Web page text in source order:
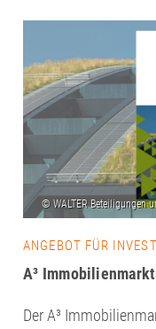
ANGEBOT FÜR
A³
Der A³